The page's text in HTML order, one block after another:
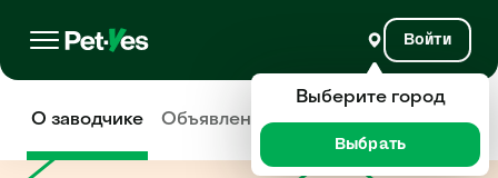
Войти
О заводчике Объявления Отзывы
Выберите город
Выбрать